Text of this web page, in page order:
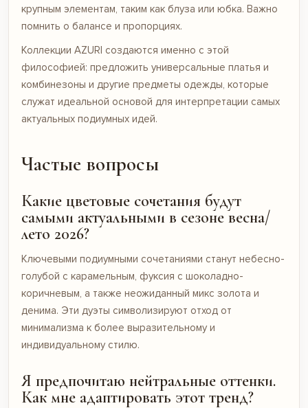
крупным элементам, таким как блуза или юбка. Важно
помнить о балансе и пропорциях.
Коллекции AZURI создаются именно с этой
философией: предложить универсальные платья и
комбинезоны и другие предметы одежды, которые
служат идеальной основой для интерпретации самых
актуальных подиумных идей.
Частые вопросы
Какие цветовые сочетания будут
самыми актуальными в сезоне весна/
лето 2026?
Ключевыми подиумными сочетаниями станут небесно-
голубой с карамельным, фуксия с шоколадно-
коричневым, а также неожиданный микс золота и
денима. Эти дуэты символизируют отход от
минимализма к более выразительному и
индивидуальному стилю.
Я предпочитаю нейтральные оттенки.
Как мне адаптировать этот тренд?